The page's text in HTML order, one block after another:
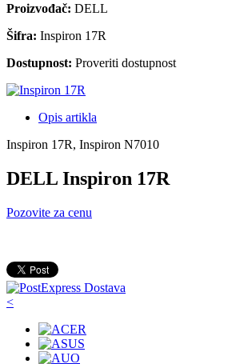
Proizvođač: DELL
Šifra: Inspiron 17R
Dostupnost: Proveriti dostupnost
Opis artikla
Inspiron 17R, Inspiron N7010
DELL Inspiron 17R
Pozovite za cenu
<